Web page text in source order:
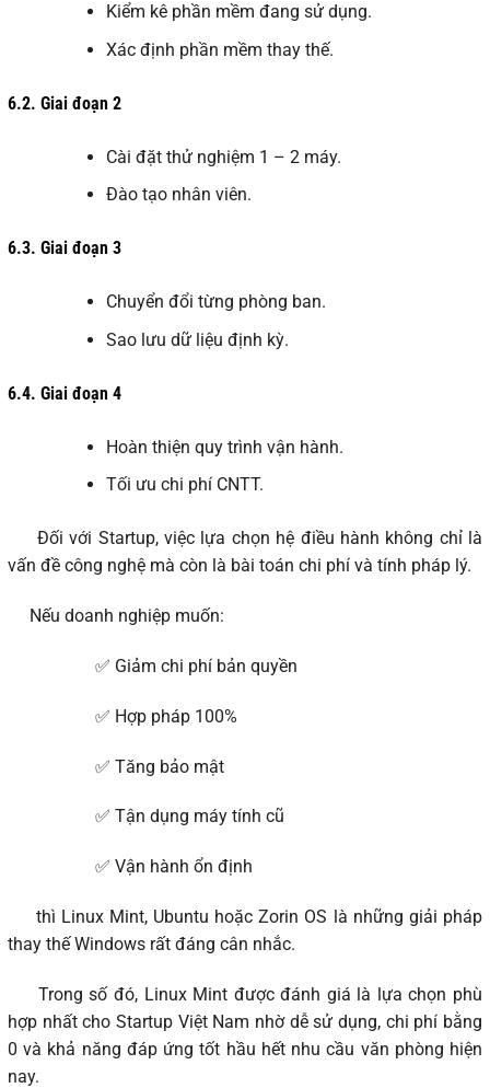
Kiểm kê phần mềm đang sử dụng.
Xác định phần mềm thay thế.
6.2. Giai đoạn 2
Cài đặt thử nghiệm 1 – 2 máy.
Đào tạo nhân viên.
6.3. Giai đoạn 3
Chuyển đổi từng phòng ban.
Sao lưu dữ liệu định kỳ.
6.4. Giai đoạn 4
Hoàn thiện quy trình vận hành.
Tối ưu chi phí CNTT.
Đối với Startup, việc lựa chọn hệ điều hành không chỉ là
vấn đề công nghệ mà còn là bài toán chi phí và tính pháp lý.
Nếu doanh nghiệp muốn:
✅ Giảm chi phí bản quyền
✅ Hợp pháp 100%
✅ Tăng bảo mật
✅ Tận dụng máy tính cũ
✅ Vận hành ổn định
thì Linux Mint, Ubuntu hoặc Zorin OS là những giải pháp
thay thế Windows rất đáng cân nhắc.
Trong số đó, Linux Mint được đánh giá là lựa chọn phù
hợp nhất cho Startup Việt Nam nhờ dễ sử dụng, chi phí bằng
0 và khả năng đáp ứng tốt hầu hết nhu cầu văn phòng hiện
nay.